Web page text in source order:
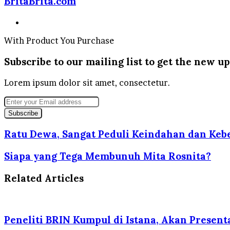
With Product You Purchase
Subscribe to our mailing list to get the new
Lorem ipsum dolor sit amet, consectetur.
Enter
your
Email
address
Ratu Dewa, Sangat Peduli Keindahan dan
Siapa yang Tega Membunuh Mita Rosnita?
Related Articles
Peneliti BRIN Kumpul di Istana, Akan